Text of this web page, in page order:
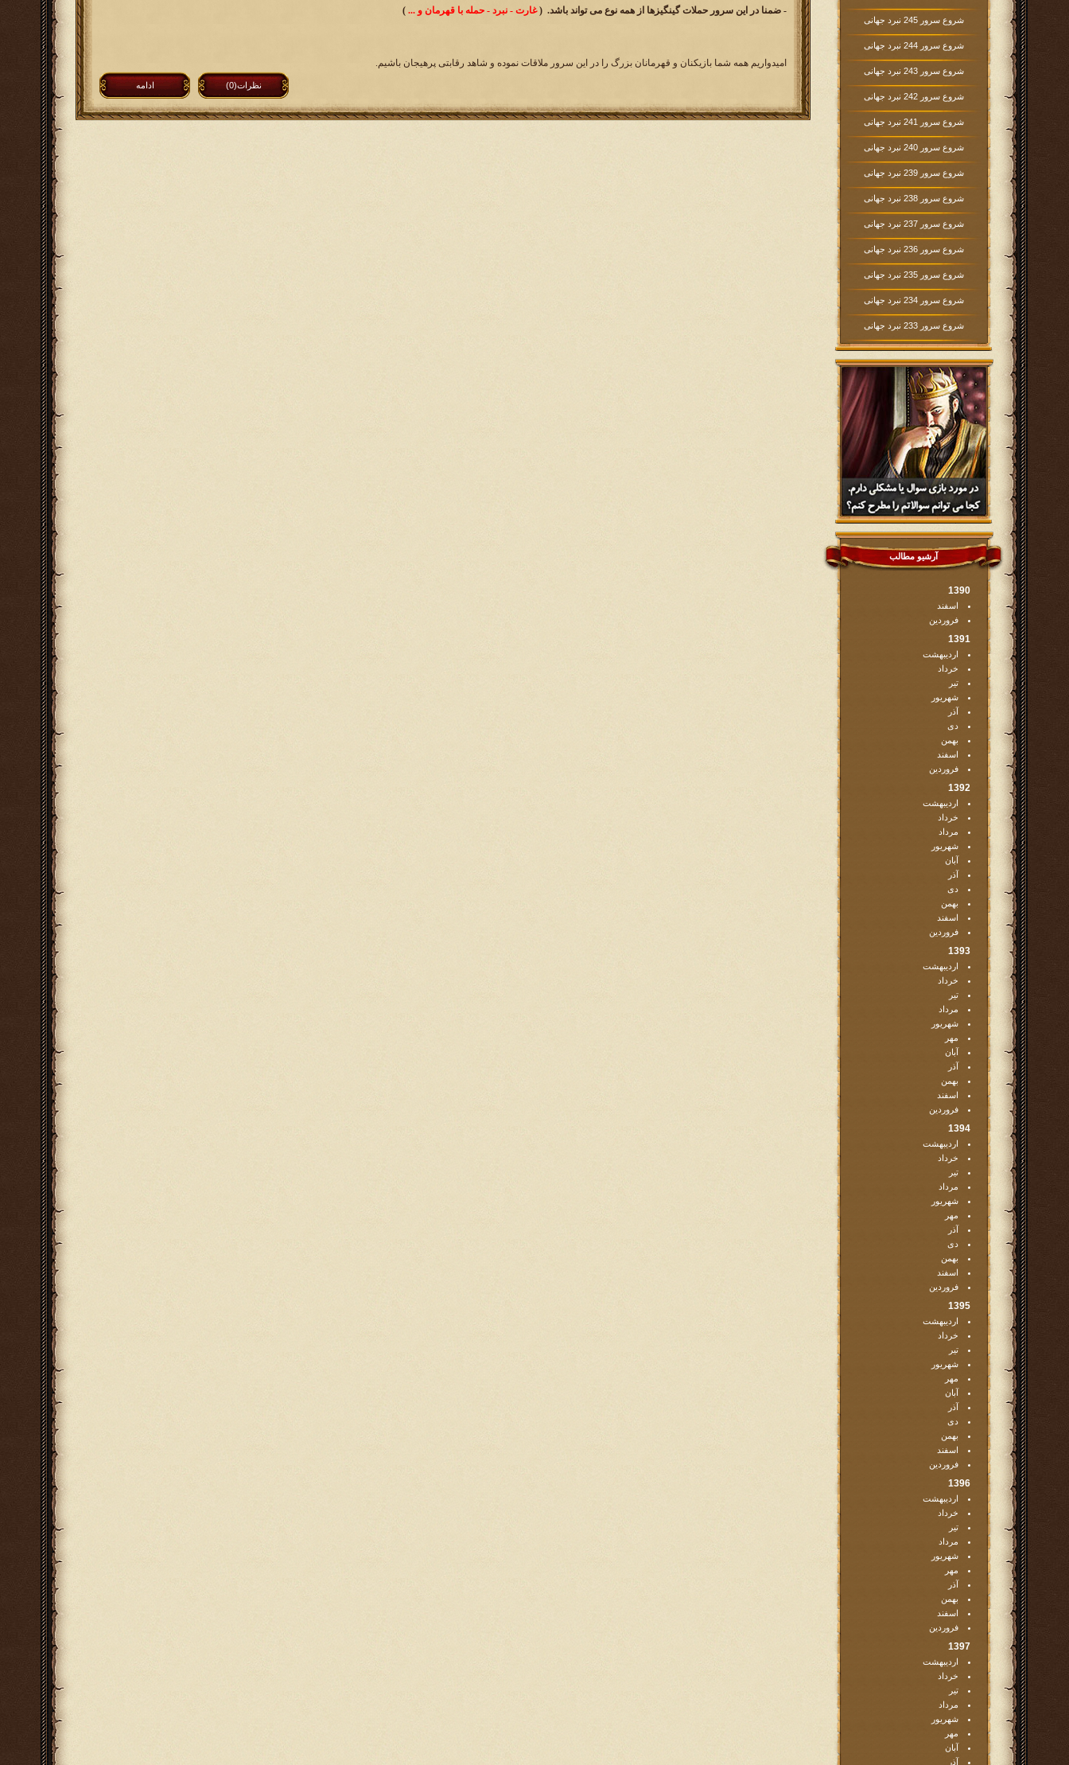
شروع سرور 245 نبرد جهانی
شروع سرور 244 نبرد جهانی
شروع سرور 243 نبرد جهانی
شروع سرور 242 نبرد جهانی
شروع سرور 241 نبرد جهانی
شروع سرور 240 نبرد جهانی
شروع سرور 239 نبرد جهانی
شروع سرور 238 نبرد جهانی
شروع سرور 237 نبرد جهانی
شروع سرور 236 نبرد جهانی
شروع سرور 235 نبرد جهانی
شروع سرور 234 نبرد جهانی
شروع سرور 233 نبرد جهانی
آرشیو مطالب
1390
اسفند
فروردین
1391
اردیبهشت
خرداد
تیر
شهریور
آذر
دی
بهمن
اسفند
فروردین
1392
اردیبهشت
خرداد
مرداد
شهریور
آبان
آذر
دی
بهمن
اسفند
فروردین
1393
اردیبهشت
خرداد
تیر
مرداد
شهریور
مهر
آبان
آذر
بهمن
اسفند
فروردین
1394
اردیبهشت
خرداد
تیر
مرداد
شهریور
مهر
آذر
دی
بهمن
اسفند
فروردین
1395
اردیبهشت
خرداد
تیر
شهریور
مهر
آبان
آذر
دی
بهمن
اسفند
فروردین
1396
اردیبهشت
خرداد
تیر
مرداد
شهریور
مهر
آذر
بهمن
اسفند
فروردین
1397
اردیبهشت
خرداد
تیر
مرداد
شهریور
مهر
آبان
آذر
- ضمنا در این سرور حملات گینگیزها از همه نوع می تواند باشد. (غارت - نبرد - حمله با قهرمان و ... )
امیدواریم همه شما بازیکنان و قهرمانان بزرگ را در این سرور ملاقات نموده و شاهد رقابتی پرهیجان باشیم.
ادامه نظرات(0)